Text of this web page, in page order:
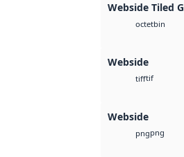
Webside Tiled
octetbin
Webside
tifftif
Webside
pngpng